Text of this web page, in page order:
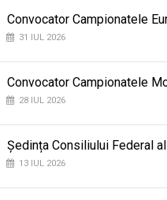
Convocator Campionatele
31 IUL 2026
Convocator Campionatele
28 IUL 2026
Ședința Consiliului Federal
13 IUL 2026